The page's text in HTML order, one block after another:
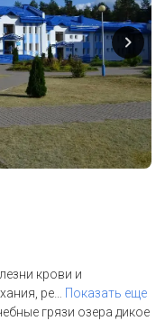
крови и
ре
Показать еще
грязи озера дикое